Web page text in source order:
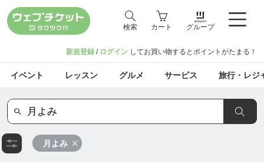
検索 カート グループ
新規登録 / ログイン してお買い物するとポイントがたまる！
イベント レッスン グルメ サービス 旅行・レジ
月よみ